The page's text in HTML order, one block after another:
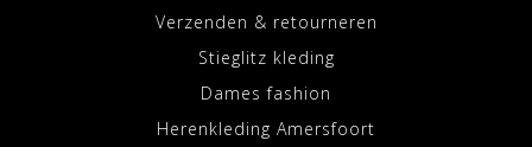
Verzenden & retourneren
Stieglitz kleding
Dames fashion
Herenkleding Amersfoort